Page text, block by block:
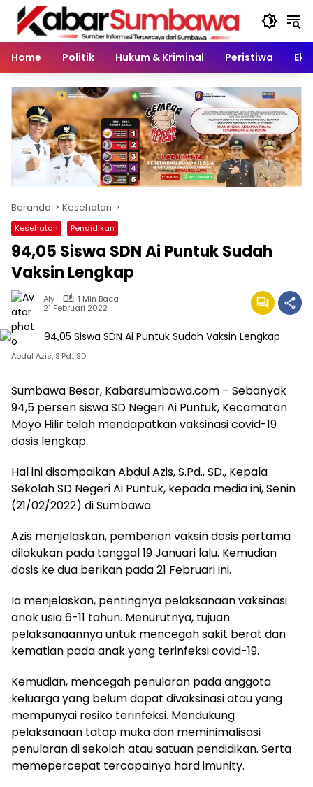
Langsung
konten
Home
Politik Hukum & Kriminal Peristiwa
Beranda Kesehatan
Kesehatan Pendidikan
94,05 Siswa SDN Ai Puntuk Sudah
Vaksin Lengkap
Aly
1 Min Baca
21 Februari 2022
Abdul Azis, S.Pd., SD
Sumbawa Besar, Kabarsumbawa.com – Sebanyak
94,5 persen siswa SD Negeri Ai Puntuk, Kecamatan
Moyo Hilir telah mendapatkan vaksinasi covid-19
dosis lengkap.
Hal ini disampaikan Abdul Azis, S.Pd., SD., Kepala
Sekolah SD Negeri Ai Puntuk, kepada media ini, Senin
(21/02/2022) di Sumbawa.
Azis menjelaskan, pemberian vaksin dosis pertama
dilakukan pada tanggal 19 Januari lalu. Kemudian
dosis ke dua berikan pada 21 Februari ini.
Ia menjelaskan, pentingnya pelaksanaan vaksinasi
anak usia 6-11 tahun. Menurutnya, tujuan
pelaksanaannya untuk mencegah sakit berat dan
kematian pada anak yang terinfeksi covid-19.
Kemudian, mencegah penularan pada anggota
keluarga yang belum dapat divaksinasi atau yang
mempunyai resiko terinfeksi. Mendukung
pelaksanaan tatap muka dan meminimalisasi
penularan di sekolah atau satuan pendidikan. Serta
memepercepat tercapainya hard imunity.